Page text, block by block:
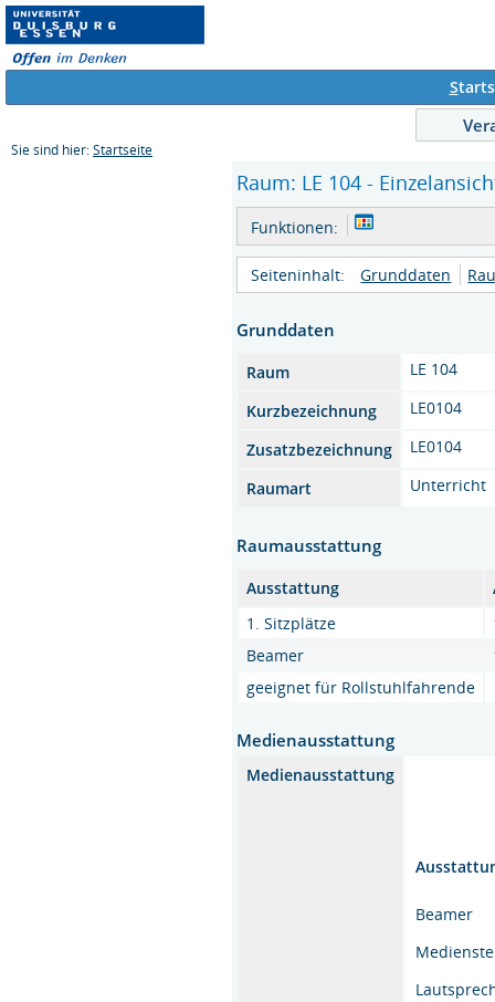
S
Sie sind hier: Startseite
Raum: LE 104 -
Funktionen:
Seiteninhalt: Grunddaten
Grunddaten
Raum
LE 104
Kurzbezeichnung
LE0104
Zusatzbezeichnung
LE0104
Raumart
Unterricht
Raumausstattung
Ausstattung
1. Sitzplätze
Beamer
geeignet für Rollstuhlfahrende
Medienausstattung
Medienausstattung
Beamer